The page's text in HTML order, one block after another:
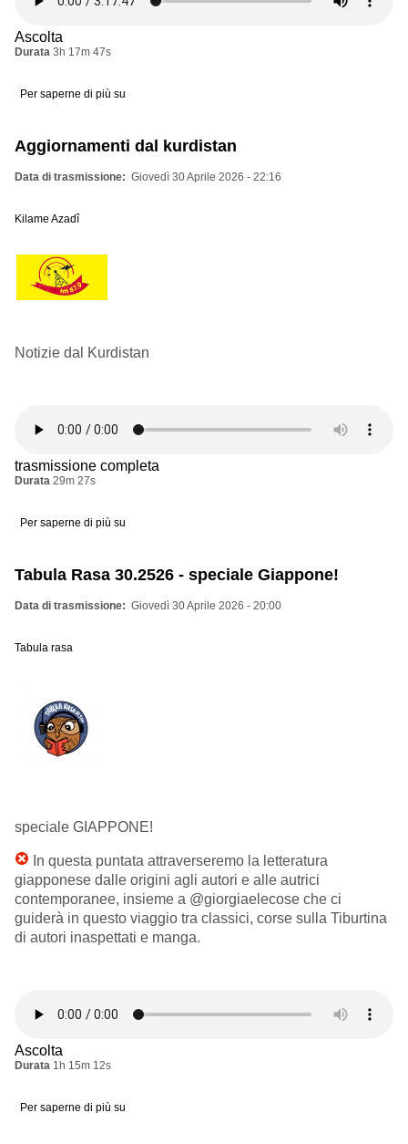
Ascolta
Durata 3h 17m 47s
Per saperne di più su
per
40
anni
Aggiornamenti dal kurdistan
Data di trasmissione Giovedì 30 Aprile 2026 - 22:16
Kilame Azadî
Notizie dal Kurdistan
trasmissione completa
Durata 29m 27s
Per saperne di più su
Tabula Rasa 30.2526 - speciale Giappone!
Data di trasmissione Giovedì 30 Aprile 2026 - 20:00
Tabula rasa
speciale GIAPPONE!
In questa puntata attraverseremo la letteratura
giapponese dalle origini agli autori e alle autrici
contemporanee, insieme a @giorgiaelecose che ci
guiderà in questo viaggio tra classici, corse sulla Tiburtina
di autori inaspettati e manga.
Ascolta
Durata 1h 15m 12s
Per saperne di più su